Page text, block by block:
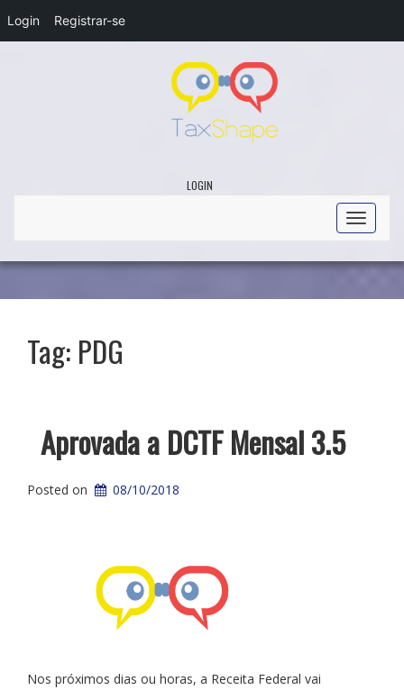
LOGIN
Toggle
Tag: PDG
Aprovada a DCTF Mensal 3.5
Posted on 08/10/2018
Nos próximos dias ou horas, a Receita Federal vai
Login Registrar-se